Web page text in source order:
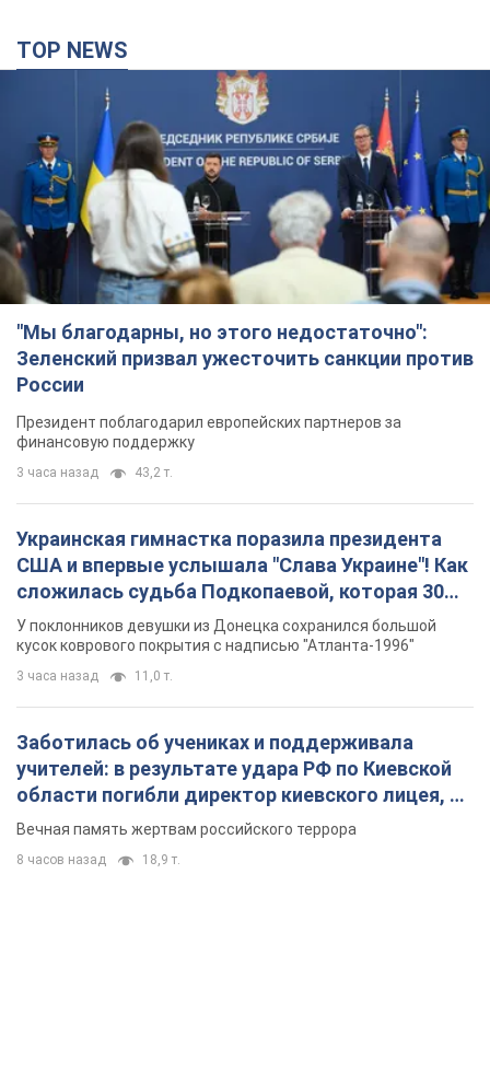
TOP NEWS
"Мы благодарны, но этого недостаточно":
Зеленский призвал ужесточить санкции против
России
Президент поблагодарил европейских партнеров за
финансовую поддержку
3 часа назад 43,2 т.
Украинская гимнастка поразила президента
США и впервые услышала "Слава Украине"! Как
сложилась судьба Подкопаевой, которая 30
лет назад завоевала "золото" Олимпиады
У поклонников девушки из Донецка сохранился большой
кусок коврового покрытия с надписью "Атланта-1996"
3 часа назад 11,0 т.
Заботилась об учениках и поддерживала
учителей: в результате удара РФ по Киевской
области погибли директор киевского лицея, её
муж и внук
Вечная память жертвам российского террора
8 часов назад 18,9 т.